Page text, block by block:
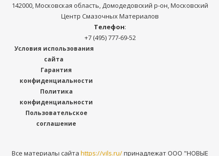
142000, Московская область, Домодедовский р-он, Московский
Центр Смазочных Материалов
Телефон:
+7 (495) 777-69-52
Условия использования
сайта
Гарантия
конфиденциальности
Политика
конфиденциальности
Пользовательское
соглашение
Все материалы сайта https://vils.ru/принадлежат ООО "НОВЫЕ